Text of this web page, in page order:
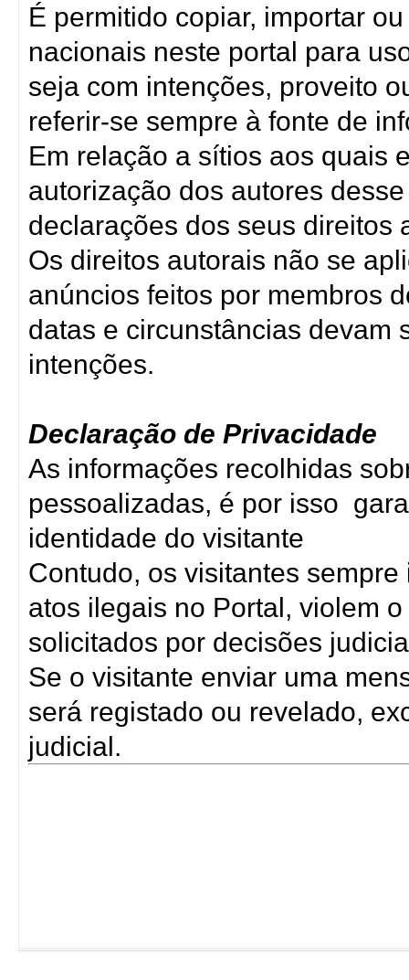
É permitido copiar, importar
nacionais neste portal para
seja com intenções, proveito
referir-se sempre à fonte de
Em relação a sítios aos quais
autorização dos autores
declarações dos seus direitos
Os direitos autorais não se
anúncios feitos por membros
datas e circunstâncias devam
intenções.
Declaração de Privacidade
As informações recolhidas
pessoalizadas, é por isso
identidade do visitante
Contudo, os visitantes
atos ilegais no Portal, violem
solicitados por decisões
Se o visitante enviar uma
será registado ou revelado,
judicial.